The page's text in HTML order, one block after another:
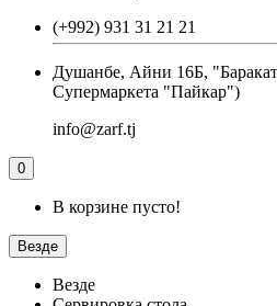
(+992) 931 31 21 21
Душанбе, Айни 16Б,
Супермаркета "Пайкар")
info@zarf.tj
0
В корзине пусто!
Везде
Везде